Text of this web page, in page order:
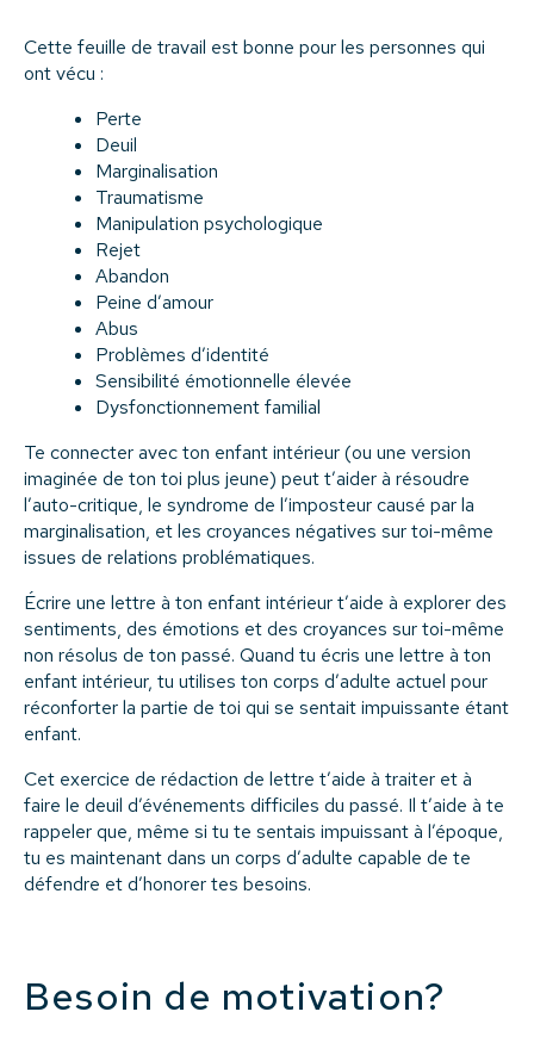
Cette feuille de travail est bonne pour les personnes qui
ont vécu :
Perte
Deuil
Marginalisation
Traumatisme
Manipulation psychologique
Rejet
Abandon
Peine d’amour
Abus
Problèmes d’identité
Sensibilité émotionnelle élevée
Dysfonctionnement familial
Te connecter avec ton enfant intérieur (ou une version
imaginée de ton toi plus jeune) peut t’aider à résoudre
l’auto-critique, le syndrome de l’imposteur causé par la
marginalisation, et les croyances négatives sur toi-même
issues de relations problématiques.
Écrire une lettre à ton enfant intérieur t’aide à explorer des
sentiments, des émotions et des croyances sur toi-même
non résolus de ton passé. Quand tu écris une lettre à ton
enfant intérieur, tu utilises ton corps d’adulte actuel pour
réconforter la partie de toi qui se sentait impuissante étant
enfant.
Cet exercice de rédaction de lettre t’aide à traiter et à
faire le deuil d’événements difficiles du passé. Il t’aide à te
rappeler que, même si tu te sentais impuissant à l’époque,
tu es maintenant dans un corps d’adulte capable de te
défendre et d’honorer tes besoins.
Besoin de motivation?